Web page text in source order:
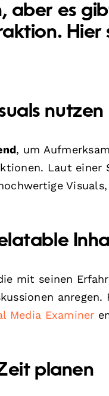
aber es
Hier
nutzen
, um
Laut einer
mit seinen
Media Examiner
planen